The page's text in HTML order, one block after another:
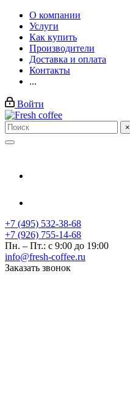
О компании
Услуги
Как купить
Производители
Доставка и оплата
Контакты
...
Войти
×
+7 (495) 532-38-68
+7 (926) 755-14-68
Пн. – Пт.: с 9:00 до 19:00
info@fresh-coffee.ru
Заказать звонок